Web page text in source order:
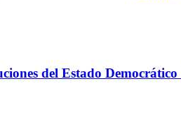
del Estado Democrático